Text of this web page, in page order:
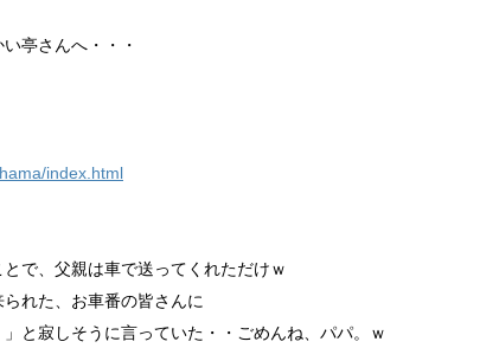
亭さんへ・・・
index.html
で、父親は車で送ってくれただけｗ
れた、お車番の皆さんに
」と寂しそうに言っていた・・ごめんね、パパ。ｗ